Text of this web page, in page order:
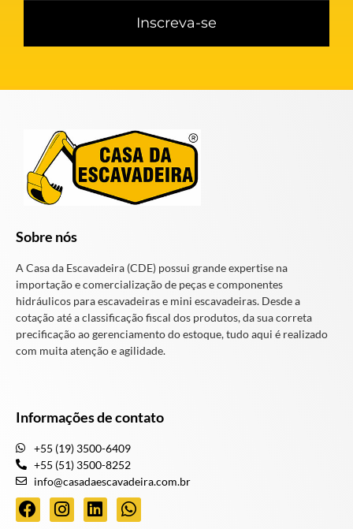
Inscreva-se
Sobre nós
A Casa da Escavadeira (CDE) possui grande expertise na
importação e comercialização de peças e componentes
hidráulicos para escavadeiras e mini escavadeiras. Desde a
cotação até a classificação fiscal dos produtos, da sua correta
precificação ao gerenciamento do estoque, tudo aqui é realizado
com muita atenção e agilidade.
Informações de contato
+55 (19) 3500-6409
+55 (51) 3500-8252
info@casadaescavadeira.com.br